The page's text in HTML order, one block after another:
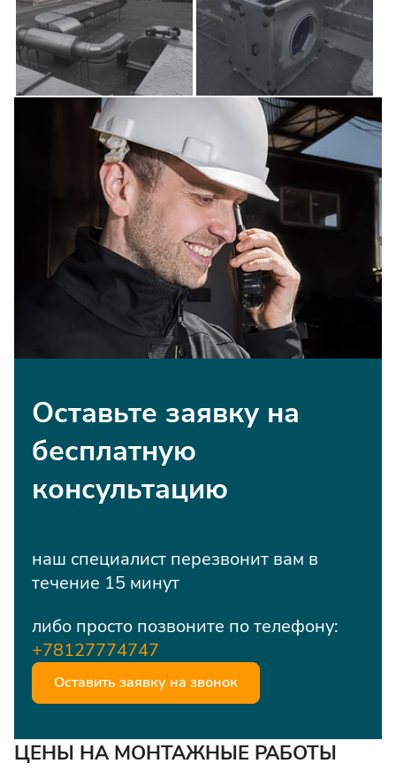
ЦЕНЫ НА МОНТАЖНЫЕ РАБОТЫ
Оставьте заявку на
бесплатную
консультацию
наш специалист перезвонит вам в
течение 15 минут
либо просто позвоните по телефону:
+78127774747
Оставить заявку на звонок